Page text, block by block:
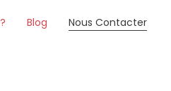
Blog Nous Contacter